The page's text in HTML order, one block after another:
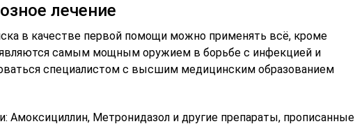
лечение
в качестве первой помощи можно применять всё, кроме
самым мощным оружием в борьбе с инфекцией и
специалистом с высшим медицинским образованием
Амоксициллин, Метронидазол и другие препараты, прописанные